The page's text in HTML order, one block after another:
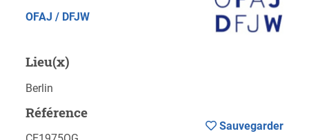
OFAJ / DFJW
Lieu(x)
Berlin
Référence
Sauvegarder